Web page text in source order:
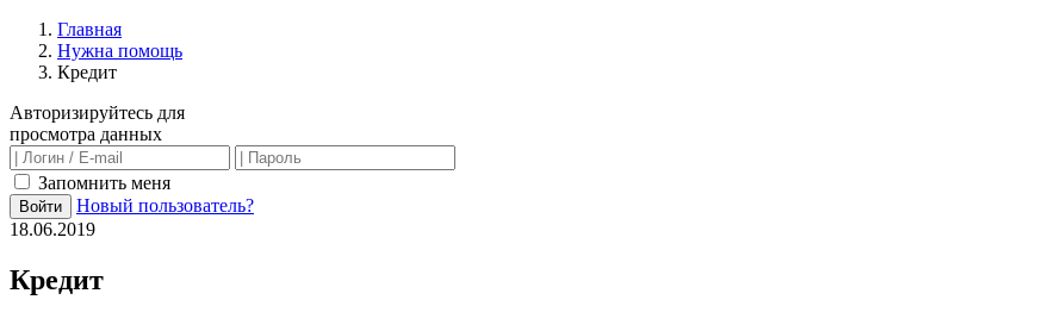
Главная
Нужна помощь
Кредит
Авторизируйтесь для
просмотра данных
Запомнить меня
Войти
Новый пользователь?
18.06.2019
Кредит